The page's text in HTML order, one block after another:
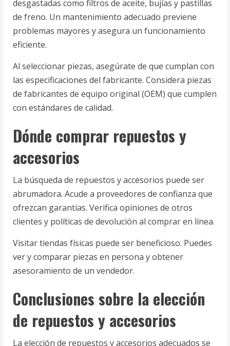
desgastadas como filtros de aceite, bujías y pastillas
de freno. Un mantenimiento adecuado previene
problemas mayores y asegura un funcionamiento
eficiente.
Al seleccionar piezas, asegúrate de que cumplan con
las especificaciones del fabricante. Considera piezas
de fabricantes de equipo original (OEM) que cumplen
con estándares de calidad.
Dónde comprar repuestos y
accesorios
La búsqueda de repuestos y accesorios puede ser
abrumadora. Acude a proveedores de confianza que
ofrezcan garantías. Verifica opiniones de otros
clientes y políticas de devolución al comprar en línea.
Visitar tiendas físicas puede ser beneficioso. Puedes
ver y comparar piezas en persona y obtener
asesoramiento de un vendedor.
Conclusiones sobre la elección
de repuestos y accesorios
La elección de repuestos y accesorios adecuados se